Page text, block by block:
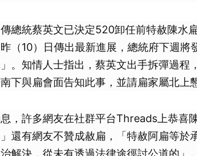
總統蔡英文已決定520卸任前特赦陳水
（10）日傳出最新進展，總統府下週
。知情人士指出，蔡英文出手拆彈過程
下與扁會面告知此事，並請扁家屬北上
，許多網友在社群平台Threads上恭喜
還有網友不贊成赦扁，「特赦阿扁等
解決，從未有透過法律途徑討公道的」